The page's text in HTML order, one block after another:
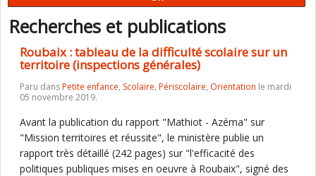
Recherches et publications
Roubaix : tableau de la difficulté scolaire sur un
territoire (inspections générales)
Paru dansPetite enfance, Scolaire, Périscolaire, Orientation le mardi
05 novembre 2019.
Avant la publication du rapport "Mathiot - Azéma" sur
"Mission territoires et réussite", le ministère publie un
rapport très détaillé (242 pages) sur "l'efficacité des
politiques publiques mises en oeuvre à Roubaix", signé des